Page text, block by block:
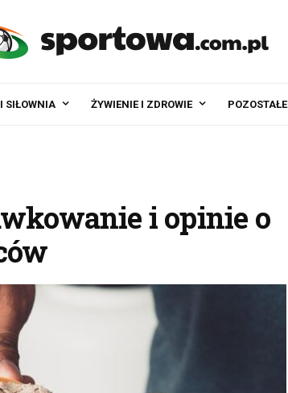
SIŁOWNIA ŻYWIENIE I ZDROWIE POZOSTAŁE
i opinie o